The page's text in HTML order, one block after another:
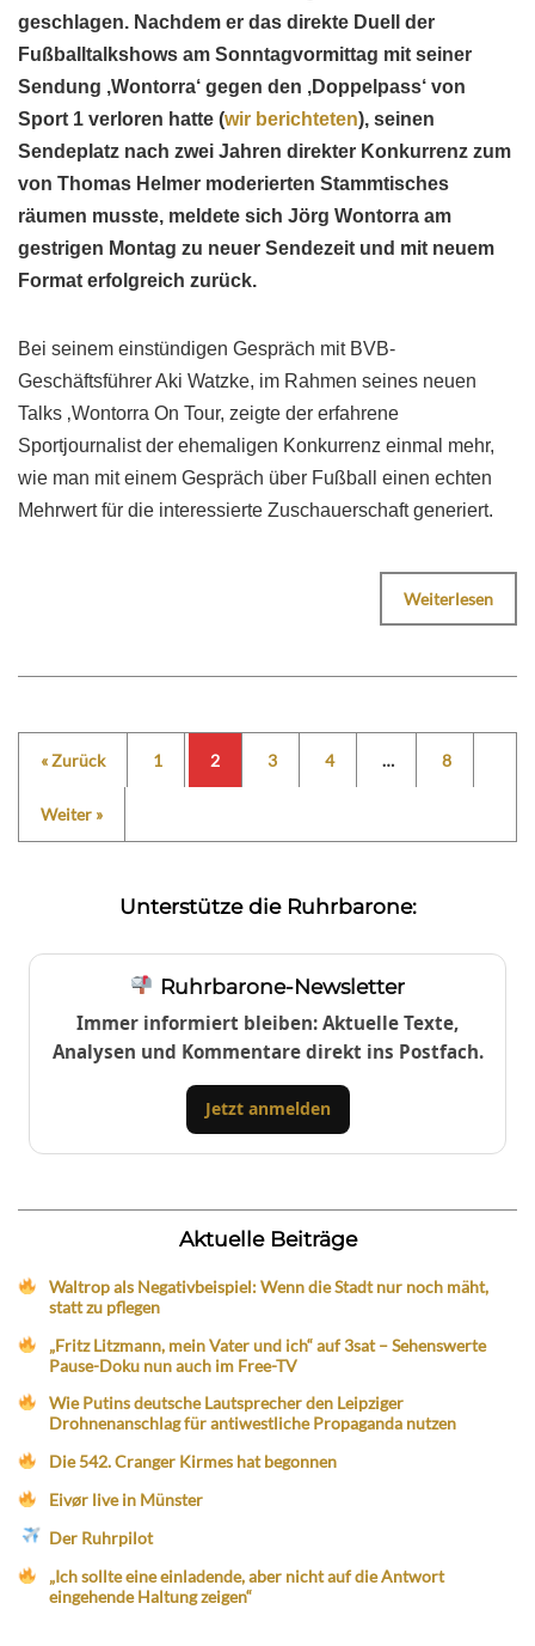
geschlagen. Nachdem er das direkte Duell der
Fußballtalkshows am Sonntagvormittag mit seiner
Sendung ‚Wontorra‘ gegen den ‚Doppelpass‘ von
Sport 1 verloren hatte (wir berichteten), seinen
Sendeplatz nach zwei Jahren direkter Konkurrenz zum
von Thomas Helmer moderierten Stammtisches
räumen musste, meldete sich Jörg Wontorra am
gestrigen Montag zu neuer Sendezeit und mit neuem
Format erfolgreich zurück.
Bei seinem einstündigen Gespräch mit BVB-
Geschäftsführer Aki Watzke, im Rahmen seines neuen
Talks ‚Wontorra On Tour, zeigte der erfahrene
Sportjournalist der ehemaligen Konkurrenz einmal mehr,
wie man mit einem Gespräch über Fußball einen echten
Mehrwert für die interessierte Zuschauerschaft generiert.
Weiterlesen
« Zurück 1 2 3 4 … 8
Weiter »
Unterstütze die Ruhrbarone:
Ruhrbarone-Newsletter
Immer informiert bleiben: Aktuelle Texte,
Analysen und Kommentare direkt ins Postfach.
Jetzt anmelden
Aktuelle Beiträge
Waltrop als Negativbeispiel: Wenn die Stadt nur noch mäht,
statt zu pflegen
„Fritz Litzmann, mein Vater und ich“ auf 3sat – Sehenswerte
Pause-Doku nun auch im Free-TV
Wie Putins deutsche Lautsprecher den Leipziger
Drohnenanschlag für antiwestliche Propaganda nutzen
Die 542. Cranger Kirmes hat begonnen
Eivør live in Münster
Der Ruhrpilot
„Ich sollte eine einladende, aber nicht auf die Antwort
eingehende Haltung zeigen“